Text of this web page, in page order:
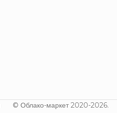
© Облако-маркет 2020-2026.